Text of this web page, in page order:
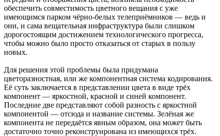
обеспечить совместимость цветного вещания с уже
имеющимся парком чёрно-белых телеприёмников — ведь и
они, и сама вещательная инфраструктура были слишком
дорогостоящим достижением технологического прогресса,
чтобы можно было просто отказаться от старых в пользу
новых.
Для решения этой проблемы была придумана
цветоразностная, или же компонентная система кодирования.
Её суть заключается в представлении цвета в виде трёх
компонент — яркостной, красной и синей компонент.
Последние две представляют собой разность с яркостной
компонентой — отсюда и название системы. Зелёная же
компонента не передаётся явным образом, она может быть
достаточно точно реконструирована из имеющихся трёх.